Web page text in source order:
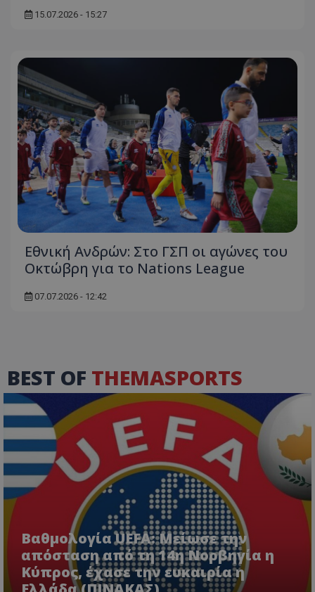
15.07.2026 - 15:27
Εθνική Ανδρών: Στο ΓΣΠ οι αγώνες του
Οκτώβρη για το Nations League
07.07.2026 - 12:42
BEST OF THEMASPORTS
Βαθμολογία UEFA: Μείωσε την
απόσταση από τη 14η Νορβηγία η
Κύπρος, έχασε την ευκαιρία η